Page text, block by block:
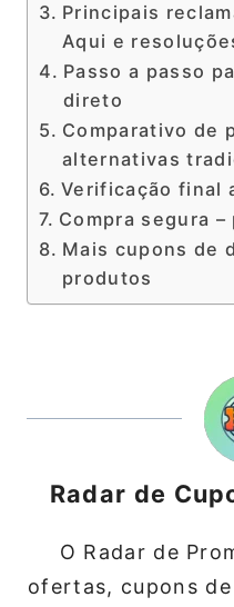
Principais
Aqui e
Passo a passo
direto
Comparativo de
alternativas
Verificação final
Compra segura
Mais cupons de
produtos
Radar de
O Radar de
ofertas, cupons